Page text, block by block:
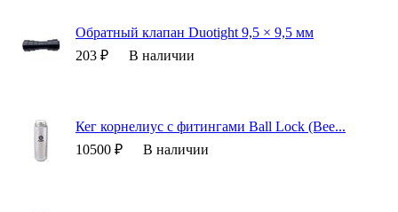
Обратный клапан Duotight 9,5 × 9,5 мм
203 ₽
В наличии
Кег корнелиус с фитингами Ball Lock (Bee...
10500 ₽
В наличии